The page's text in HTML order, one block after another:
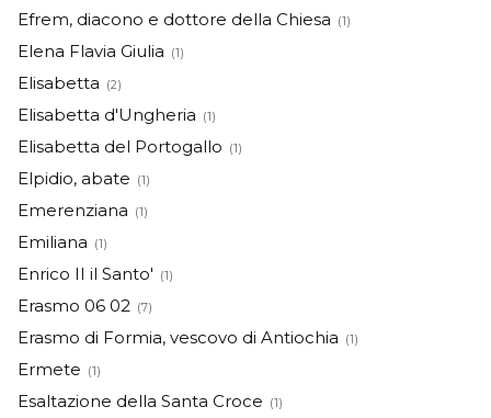
Efrem, diacono e dottore della Chiesa (1)
Elena Flavia Giulia (1)
Elisabetta (2)
Elisabetta d'Ungheria (1)
Elisabetta del Portogallo (1)
Elpidio, abate (1)
Emerenziana (1)
Emiliana (1)
Enrico II il Santo' (1)
Erasmo 06 02 (7)
Erasmo di Formia, vescovo di Antiochia (1)
Ermete (1)
Esaltazione della Santa Croce (1)